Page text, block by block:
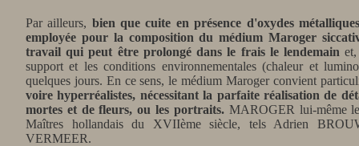
Par ailleurs, bien que cuite en présence d'oxydes
employée pour la composition du médium Maroger
travail qui peut être prolongé dans le frais le lendemain
support et les conditions environnementales (chaleur et
quelques jours. En ce sens, le médium Maroger convient
voire hyperréalistes, nécessitant la parfaite réalisation de
mortes et de fleurs, ou les portraits.MAROGER lui-même le
Maîtres hollandais du XVIIème siècle, tels Adrien
VERMEER.